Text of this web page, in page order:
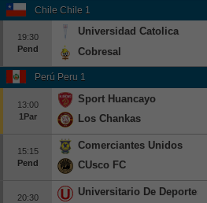
Chile Chile 1
19:30
Pend
Universidad Catolica
Cobresal
Perú Peru 1
13:00
1Par
Sport Huancayo
Los Chankas
15:15
Pend
Comerciantes Unidos
CUsco FC
20:30
Universitario De Deportes
Beisbol
Hockey
Fútbol Americano
Clasificación
Casas de Apuestas